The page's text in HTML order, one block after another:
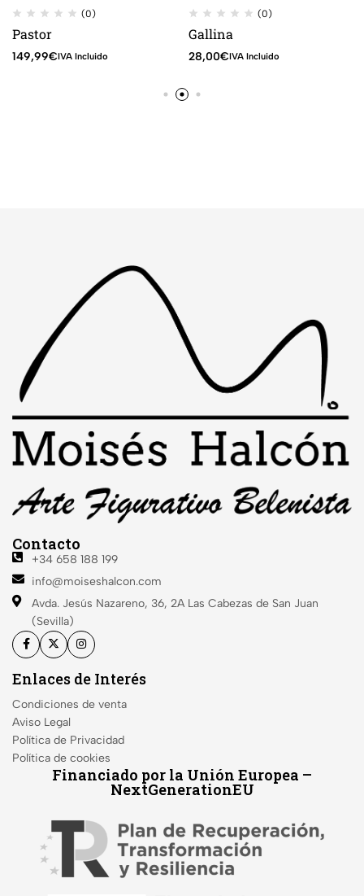
(0)
Pastor
149,99€IVA Incluido
(0)
Gallina
28,00€IVA Incluido
Contacto
+34 658 188 199
info@moiseshalcon.com
Avda. Jesús Nazareno, 36, 2A Las Cabezas de San Juan
(Sevilla)
Enlaces de Interés
Condiciones de venta
Aviso Legal
Política de Privacidad
Política de cookies
Financiado por la Unión Europea –
NextGenerationEU